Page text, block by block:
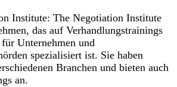
Institute: The Negotiation Institute
das auf Verhandlungstrainings
Unternehmen und
spezialisiert ist. Sie haben
Branchen und bieten auch
an.